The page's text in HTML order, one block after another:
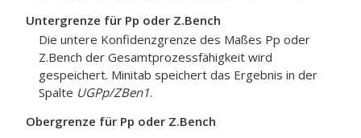
Untergrenze für Pp oder Z.Bench
Die untere Konfidenzgrenze des Maßes Pp oder
Z.Bench der Gesamtprozessfähigkeit wird
gespeichert. Minitab speichert das Ergebnis in der
Spalte UGPp/ZBen1.
Obergrenze für Pp oder Z.Bench